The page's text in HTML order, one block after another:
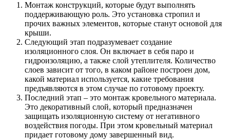
Монтаж конструкций, которые будут выполнять
поддерживающую роль. Это установка стропил и
прочих важных элементов, которые станут основой для
крыши.
Следующий этап подразумевает создание
изоляционного слоя. Он включает в себя паро и
гидроизоляцию, а также слой утеплителя. Количество
слоев зависит от того, в каком районе построен дом,
какой материал используется, какие требования
предъявляются в этом случае по готовому проекту.
Последний этап – это монтаж кровельного материала.
Это декоративный слой, который предназначен
защищать изоляционную систему от негативного
воздействия погоды. При этом кровельный материал
придает готовому дому завершенный вид.